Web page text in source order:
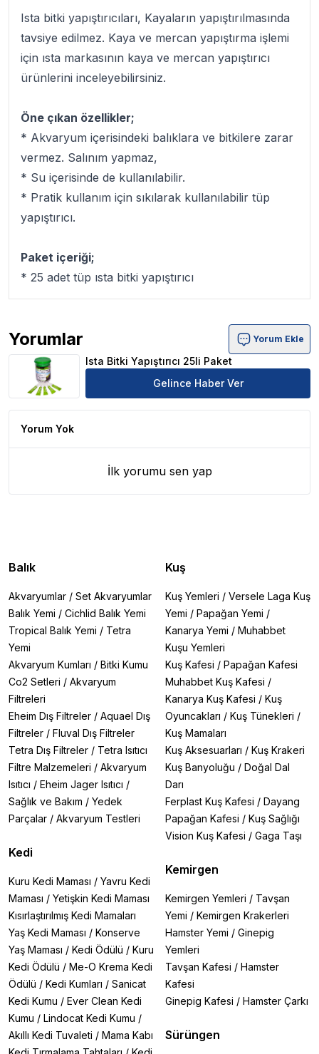
Ista bitki yapıştırıcıları, Kayaların yapıştırılmasında
tavsiye edilmez. Kaya ve mercan yapıştırma işlemi
için ısta markasının kaya ve mercan yapıştırıcı
ürünlerini inceleyebilirsiniz.
Öne çıkan özellikler;
* Akvaryum içerisindeki balıklara ve bitkilere zarar
vermez. Salınım yapmaz,
* Su içerisinde de kullanılabilir.
* Pratik kullanım için sıkılarak kullanılabilir tüp
yapıştırıcı.
Paket içeriği;
* 25 adet tüp ısta bitki yapıştırıcı
Yorumlar
Ista Bitki Yapıştırıcı 25li Paket Ürün Yorumları
Yorum Ekle
Ista Bitki Yapıştırıcı 25li Paket
Gelince Haber Ver
Yorum Yok
İlk yorumu sen yap
Balık
Akvaryumlar / Set Akvaryumlar
Balık Yemi / Cichlid Balık Yemi
Tropical Balık Yemi / Tetra
Yemi
Akvaryum Kumları / Bitki Kumu
Co2 Setleri / Akvaryum
Filtreleri
Eheim Dış Filtreler / Aquael Dış
Filtreler / Fluval Dış Filtreler
Tetra Dış Filtreler / Tetra Isıtıcı
Filtre Malzemeleri / Akvaryum
Isıtıcı / Eheim Jager Isıtıcı /
Sağlık ve Bakım / Yedek
Parçalar / Akvaryum Testleri
Kedi
Kuru Kedi Maması / Yavru Kedi
Maması / Yetişkin Kedi Maması
Kısırlaştırılmış Kedi Mamaları
Yaş Kedi Maması / Konserve
Yaş Maması / Kedi Ödülü / Kuru
Kedi Ödülü / Me-O Krema Kedi
Ödülü / Kedi Kumları / Sanicat
Kedi Kumu / Ever Clean Kedi
Kumu / Lindocat Kedi Kumu /
Akıllı Kedi Tuvaleti / Mama Kabı
Kuş
Kuş Yemleri / Versele Laga Kuş
Yemi / Papağan Yemi /
Kanarya Yemi / Muhabbet
Kuşu Yemleri
Kuş Kafesi / Papağan Kafesi
Muhabbet Kuş Kafesi /
Kanarya Kuş Kafesi / Kuş
Oyuncakları / Kuş Tünekleri /
Kuş Mamaları
Kuş Aksesuarları / Kuş Krakeri
Kuş Banyoluğu / Doğal Dal
Darı
Ferplast Kuş Kafesi / Dayang
Papağan Kafesi / Kuş Sağlığı
Vision Kuş Kafesi / Gaga Taşı
Kemirgen
Kemirgen Yemleri / Tavşan
Yemi / Kemirgen Krakerleri
Hamster Yemi / Ginepig
Yemleri
Tavşan Kafesi / Hamster
Kafesi
Ginepig Kafesi / Hamster Çarkı
Sürüngen